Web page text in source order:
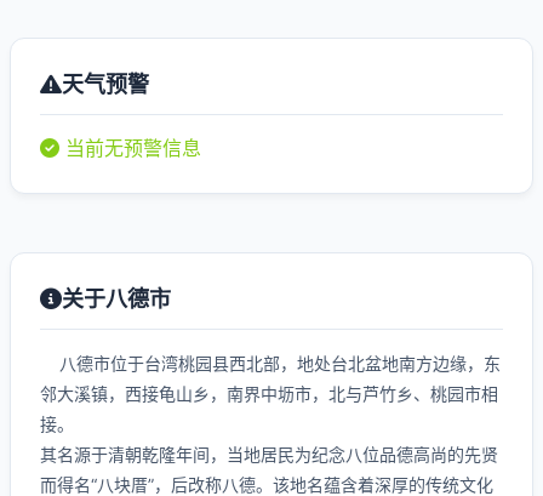
天气预警
当前无预警信息
关于八德市
八德市位于台湾桃园县西北部，地处台北盆地南方边缘，东
邻大溪镇，西接龟山乡，南界中坜市，北与芦竹乡、桃园市相
接。
其名源于清朝乾隆年间，当地居民为纪念八位品德高尚的先贤
而得名“八块厝”，后改称八德。该地名蕴含着深厚的传统文化